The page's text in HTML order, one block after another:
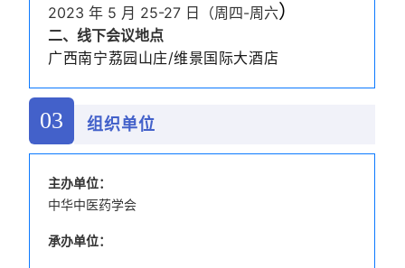
2023 年 5 月 25-27 日（周四-周六）
二、线下会议地点
广西南宁荔园山庄/维景国际大酒店
03 组织单位
主办单位：
中华中医药学会
承办单位：